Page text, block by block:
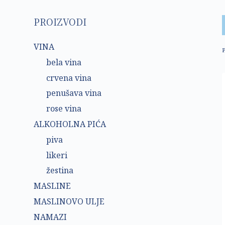
PROIZVODI
VINA
bela vina
crvena vina
penušava vina
rose vina
ALKOHOLNA PIĆA
piva
likeri
žestina
MASLINE
MASLINOVO ULJE
NAMAZI